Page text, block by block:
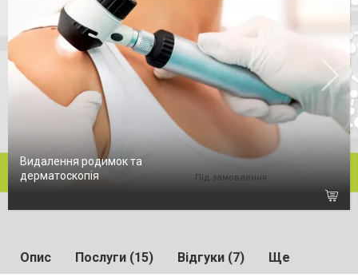
Видалення родимок та
дерматоскопія
Під замовлення
Опис Послуги (15) Відгуки (7) Ще